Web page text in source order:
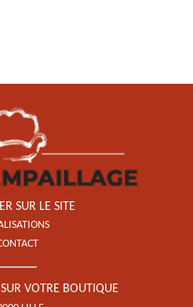
SUR LE SITE
VOTRE BOUTIQUE